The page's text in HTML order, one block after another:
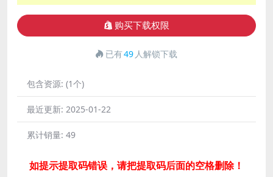
购买下载权限
已有49 人解锁下载
包含资源: (1个)
最近更新: 2025-01-22
累计销量: 49
如提示提取码错误，请把提取码后面的空格删除！